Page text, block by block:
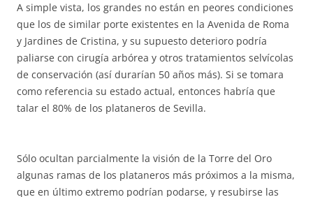
A simple vista, los grandes no están en peores condiciones
que los de similar porte existentes en la Avenida de Roma
y Jardines de Cristina, y su supuesto deterioro podría
paliarse con cirugía arbórea y otros tratamientos selvícolas
de conservación (así durarían 50 años más). Si se tomara
como referencia su estado actual, entonces habría que
talar el 80% de los plataneros de Sevilla.
Sólo ocultan parcialmente la visión de la Torre del Oro
algunas ramas de los plataneros más próximos a la misma,
que en último extremo podrían podarse, y resubirse las